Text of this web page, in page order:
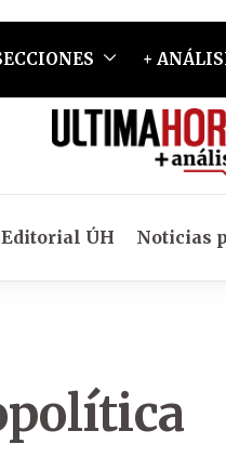
+
Editorial ÚH Noticias